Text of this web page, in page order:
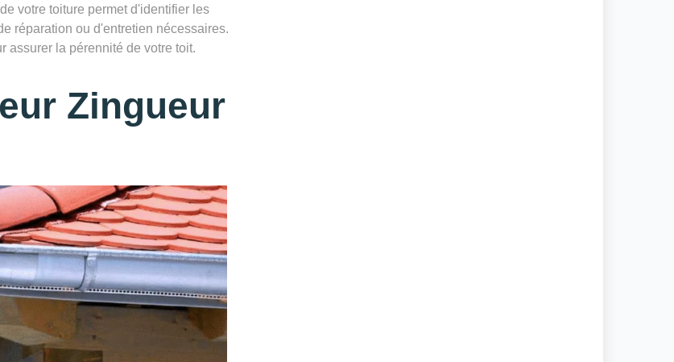
votre toiture permet d'identifier les
réparation ou d'entretien nécessaires.
assurer la pérennité de votre toit.
Zingueur